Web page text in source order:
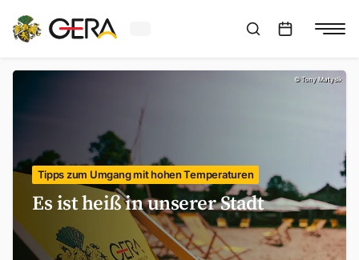
Aktuelles Wetter in GeraSuchleiste anzeigen
©Tony Matysik
Tipps zum Umgang mit hohen Temperaturen
Es ist heiß in unserer Stadt